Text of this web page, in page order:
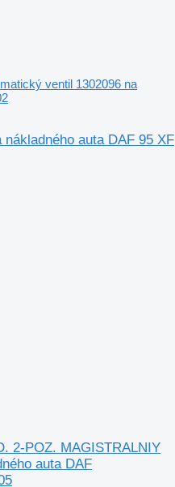
ventil 1302096 na
auta DAF 95 XF
2-POZ. MAGISTRALNIY
auta DAF